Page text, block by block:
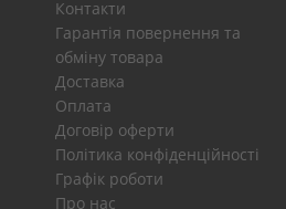
Контакти
Гарантія повернення та
обміну товара
Доставка
Оплата
Договір оферти
Політика конфіденційності
Графік роботи
Про нас